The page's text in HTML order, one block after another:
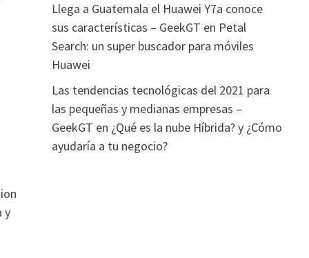
y
Llega a Guatemala el Huawei Y7a conoce
sus características – GeekGT en Petal
Search: un super buscador para móviles
Huawei
Las tendencias tecnológicas del 2021 para
las pequeñas y medianas empresas –
GeekGT en ¿Qué es la nube Híbrida? y ¿Cómo
ayudaría a tu negocio?